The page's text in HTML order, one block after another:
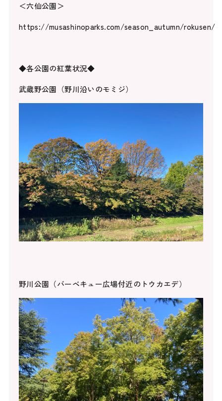
＜六仙公園＞
https://musashinoparks.com/season_autumn/rokusen/
◆各公園の紅葉状況◆
武蔵野公園（野川沿いのモミジ）
野川公園（バーベキュー広場付近のトウカエデ）